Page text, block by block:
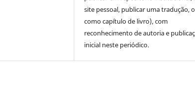
site pessoal, publicar uma tradução,
como capítulo de livro), com
reconhecimento de autoria e
inicial neste periódico.